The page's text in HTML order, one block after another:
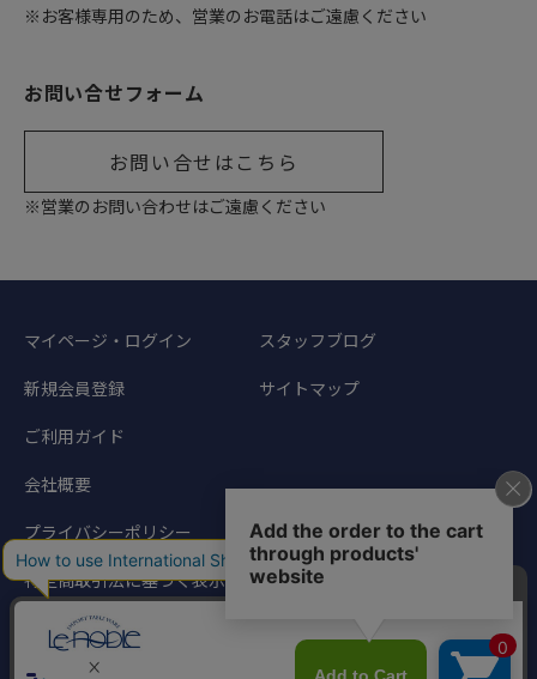
※お客様専用のため、営業のお電話はご遠慮ください
お問い合せフォーム
お問い合せはこちら
※営業のお問い合わせはご遠慮ください
マイページ・ログイン
新規会員登録
ご利用ガイド
会社概要
プライバシーポリシー
特定商取引法に基づく表示
スタッフブログ
サイトマップ